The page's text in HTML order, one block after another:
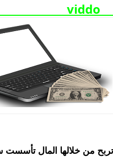
viddo